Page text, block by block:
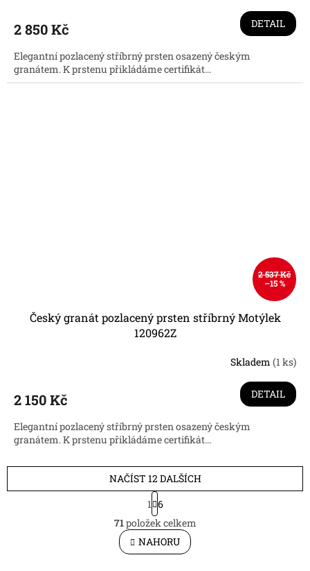
2 850 Kč DETAIL
Elegantní pozlacený stříbrný prsten osazený českým
granátem. K prstenu přikládáme certifikát...
2 537 Kč
–15 %
Český granát pozlacený prsten stříbrný Motýlek
120962Z
Skladem (1 ks)
2 150 Kč DETAIL
Elegantní pozlacený stříbrný prsten osazený českým
granátem. K prstenu přikládáme certifikát...
O
v
l
á
NAČÍST 12 DALŠÍCH
S
t
r
á
n
k
1 6
71položek celkem
NAHORU